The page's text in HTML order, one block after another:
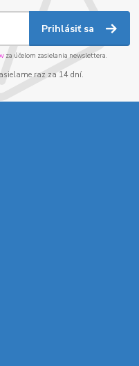
Prihlásiť sa
za účelom zasielania newslettera.
raz za 14 dní.